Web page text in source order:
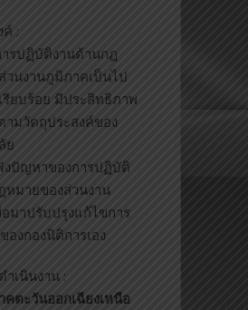
:
ารปฏิบัติงานด้านกฎ
วนงานภูมิภาคเป็นไป
รียบร้อย มีประสิทธิภาพ
ามวัตถุประสงค์ของ
ย
งปัญหาของการปฏิบัติ
หมายของส่วนงาน
มาปรับปรุงแก้ไขการ
องกองนิติการเอง
ำเนินงาน :
คตะวันออกเฉียงเหนือ